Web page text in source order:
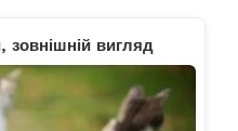
зовнішній вигляд